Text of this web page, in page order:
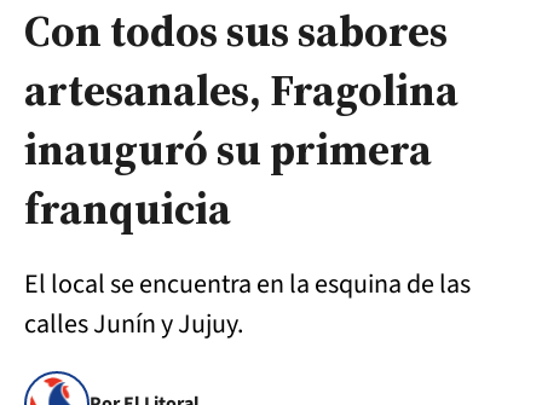
Con todos sus sabores
artesanales, Fragolina
inauguró su primera
franquicia
El local se encuentra en la esquina de las
calles Junín y Jujuy.